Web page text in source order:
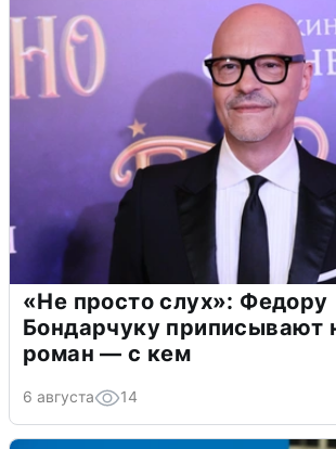
«Не просто слух»: Федору
Бондарчуку приписывают
роман — с кем
6 августа 14